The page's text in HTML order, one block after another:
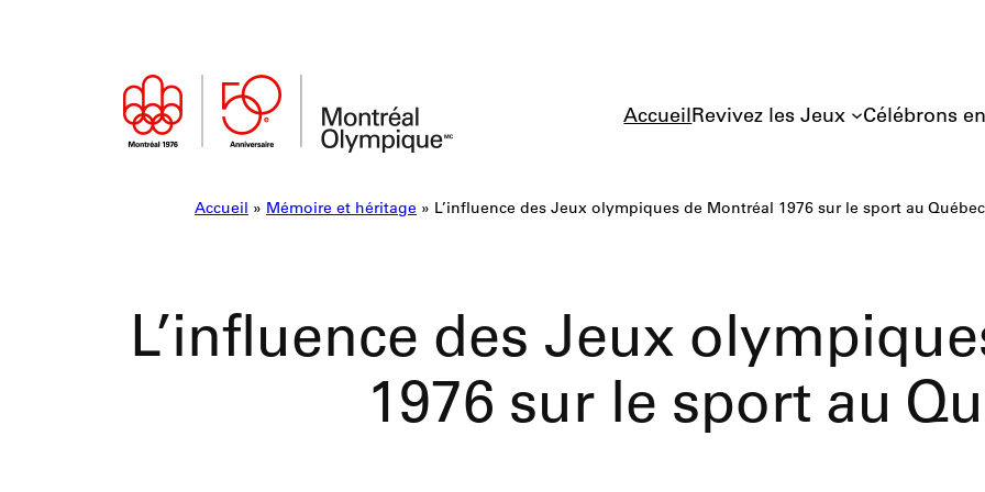
AccueilRevivez les Jeux Célébrons
Accueil » Mémoire et héritage » L’influence des Jeux olympiques de Montréal 1976 sur le sport au Québec
L’influence des Jeux
1976 sur le sport au